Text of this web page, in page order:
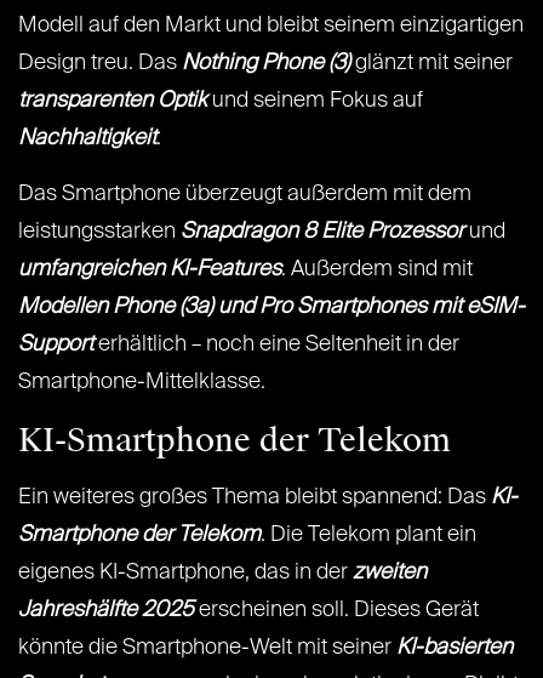
Modell auf den Markt und bleibt seinem einzigartigen
Design treu. Das Nothing Phone (3)glänzt mit seiner
transparenten Optikund seinem Fokus auf
Nachhaltigkeit.
Das Smartphone überzeugt außerdem mit dem
leistungsstarken Snapdragon 8 Elite Prozessorund
umfangreichen KI-Features. Außerdem sind mit
Modellen Phone (3a) und Pro Smartphones mit eSIM-
Supporterhältlich – noch eine Seltenheit in der
Smartphone-Mittelklasse.
KI-Smartphone der Telekom
Ein weiteres großes Thema bleibt spannend: Das KI-
Smartphone der Telekom. Die Telekom plant ein
eigenes KI-Smartphone, das in der zweiten
Jahreshälfte 2025 erscheinen soll. Dieses Gerät
könnte die Smartphone-Welt mit seiner KI-basierten